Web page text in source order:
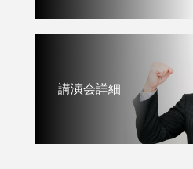
講演会詳細